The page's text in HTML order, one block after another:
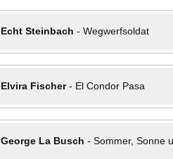
Echt Steinbach - Wegwerfsoldat
Elvira Fischer- El Condor Pasa
George La Busch - Sommer, Sonne